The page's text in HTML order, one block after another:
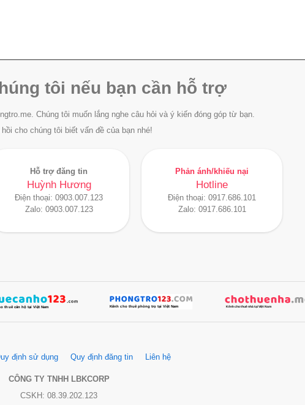
tôi nếu bạn cần hỗ trợ
Chúng tôi muốn lắng nghe câu hỏi và ý kiến đóng góp từ bạn.
hồi cho chúng tôi biết vấn đề của bạn nhé!
Hỗ trợ đăng tin
Huỳnh Hương
Điện thoại: 0903.007.123
Zalo: 0903.007.123
Phản ánh/khiếu nại
Hotline
Điện thoại: 0917.686.101
Zalo: 0917.686.101
định sử dụng Quy định đăng tin Liên hệ
CÔNG TY TNHH LBKCORP
CSKH: 08.39.202.123